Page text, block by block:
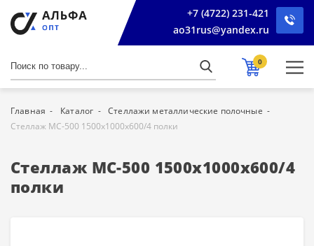
+7 (4722) 231-421
ao31rus@yandex.ru
0
Главная Каталог
Стеллажи металлические полочные
Стеллаж МС-500 1500х1000х600/4 полки
Стеллаж МС-500 1500х1000х600/4
полки